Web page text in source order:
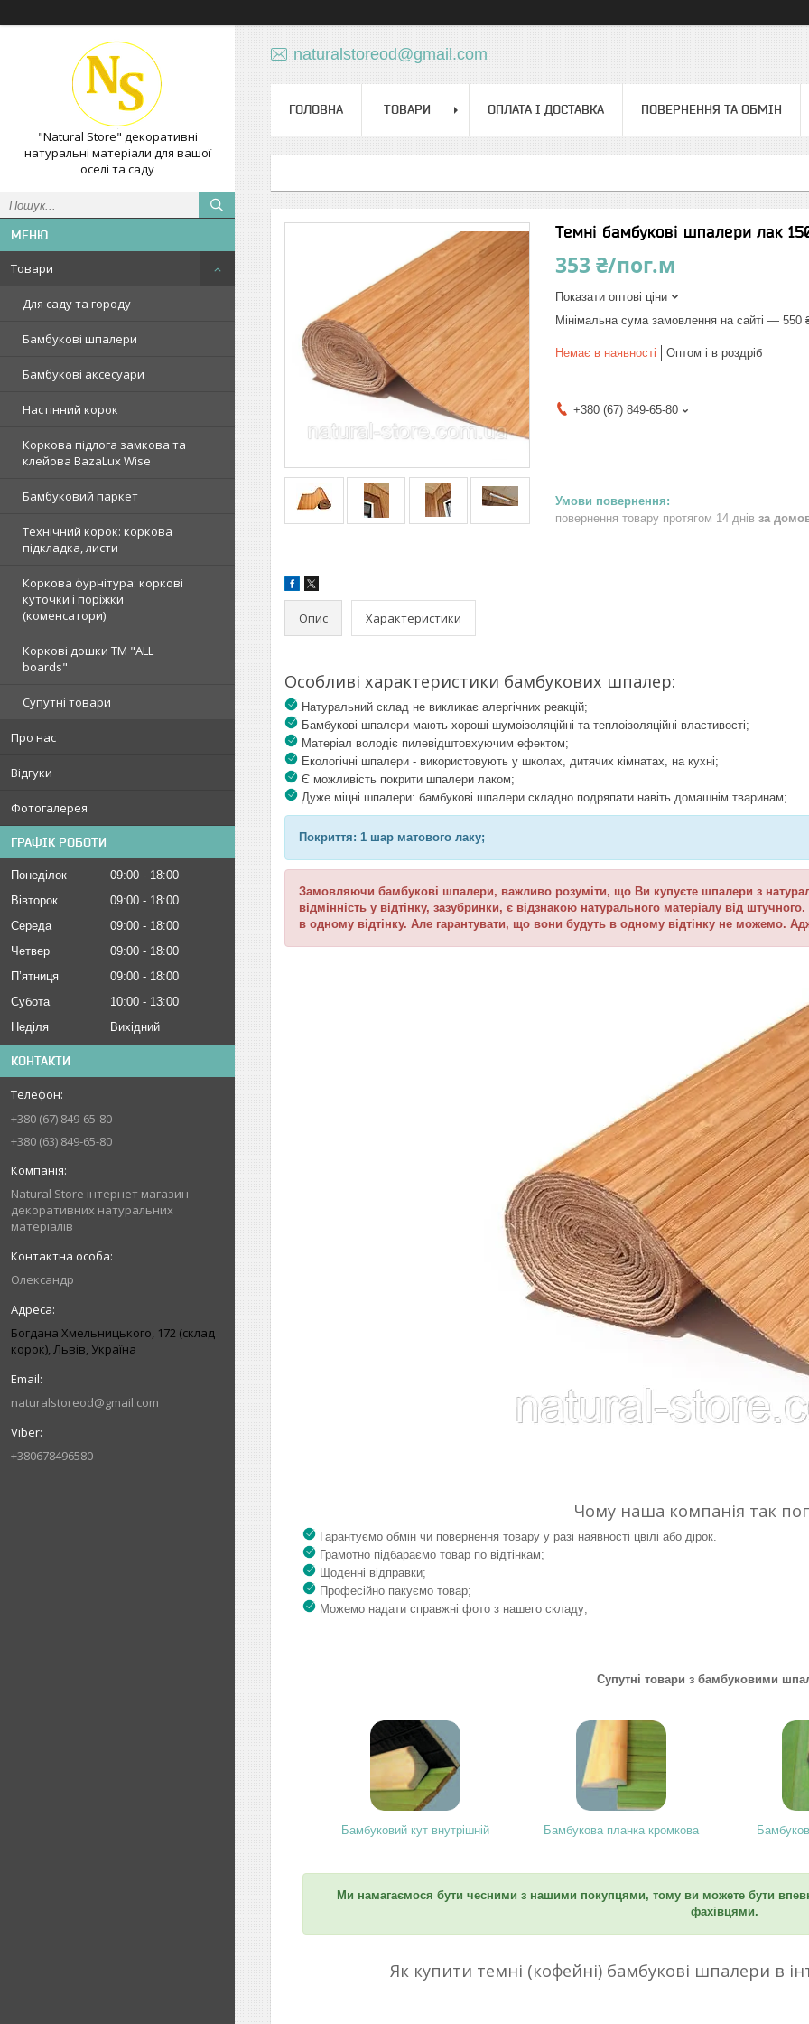
"Natural Store" декоративні
натуральні матеріали для вашої
оселі та саду
Товари
Для саду та городу
Бамбукові шпалери
Бамбукові аксесуари
Настінний корок
Коркова підлога замкова та
клейова BazaLux Wise
Бамбуковий паркет
Технічний корок: коркова
підкладка, листи
Коркова фурнітура: коркові
куточки і поріжки
(коменсатори)
Коркові дошки TM "ALL
boards"
Супутні товари
Про нас
Відгуки
Фотогалерея
ГРАФІК РОБОТИ
Понеділок 09:00
18:00
Вівторок
09:00
18:00
Середа
09:00
18:00
Четвер
09:00
18:00
Пʼятниця
09:00
18:00
Субота
10:00
13:00
Неділя
Вихідний
КОНТАКТИ
+380 (67) 849-65-80
+380 (63) 849-65-80
Natural Store інтернет магазин
декоративних натуральних
матеріалів
Олександр
Богдана Хмельницького, 172 (склад
корок), Львів, Україна
naturalstoreod@gmail.com
+380678496580
naturalstoreod@gmail.com
ГОЛОВНА ТОВАРИ ОПЛАТА І ДОСТАВКА ПОВЕРНЕННЯ ТА ОБМІН
Темні бамбукові шпалери лак
353 ₴/пог.м
Показати оптові ціни
Мінімальна сума замовлення на сайті — 550
Немає в наявності Оптом і в роздріб
+380 (67) 849-65-80
повернення товару протягом 14 днів за
Опис Характеристики
Особливі характеристики бамбукових шпалер:
Натуральний склад не викликає алергічних реакцій;
Бамбукові шпалери мають хороші шумоізоляційні та теплоізоляційні властивості;
Матеріал володіє пилевідштовхуючим ефектом;
Екологічні шпалери - використовують у школах, дитячих кімнатах, на кухні;
Є можливість покрити шпалери лаком;
Дуже міцні шпалери: бамбукові шпалери складно подряпати навіть домашнім тваринам;
Покриття: 1 шар матового лаку;
Замовляючи бамбукові шпалери, важливо розуміти, що Ви купуєте шпалери з
відмінність у відтінку, зазубринки, є відзнакою натурального матеріалу від
в одному відтінку. Але гарантувати, що вони будуть в одному відтінку не можемо.
Чому наша компанія так
Гарантуємо обмін чи повернення товару у разі наявності цвілі або дірок.
Грамотно підбараємо товар по відтінкам;
Щоденні відправки;
Професійно пакуємо товар;
Можемо надати справжні фото з нашего складу;
Супутні товари з бамбуковими
Бамбуковий кут внутрішній Бамбукова планка кромкова
Ми намагаємося бути чесними з нашими покупцями, тому ви можете бути
фахівцями.
Як купити темні (кофейні) бамбукові шпалери в